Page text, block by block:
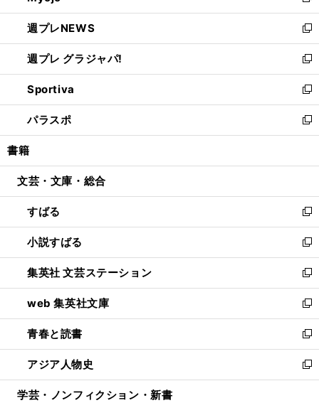
開
く
ウ
で
開
く
ン
ド
ウ
で
開
く
し
い
ウ
ィ
ン
ド
ウ
で
開
週プレNEWS
新
し
い
ウ
ィ
ン
ド
ウ
開
週プレ グラジャパ!
新
し
い
ウ
ィ
ン
ウ
開
く
Sportiva
新
し
い
ウ
ン
ウ
で
開
く
パラスポ
新
し
ウ
ン
ド
ウ
で
開
く
書籍
文芸・文庫・総合
すばる
新
し
い
ウ
ィ
ン
ド
ウ
で
開
く
小説すばる
新
し
い
ウ
ィ
ン
ド
ウ
で
開
集英社 文芸ステーション
新
し
い
ウ
ィ
ン
ド
ウ
web 集英社文庫
新
し
い
ウ
ィ
ン
青春と読書
新
し
い
ウ
アジア人物史
新
し
学芸・ノンフィクション・新書